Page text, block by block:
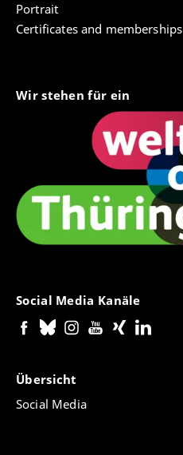
Portrait
Certificates and memberships
Wir stehen für ein
Social Media Kanäle
Übersicht
Social Media